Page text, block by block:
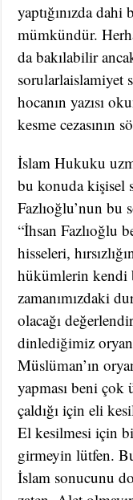
yaptığınızda
mümkündür.
da bakılabilir
sorularlaislamiyet
hocanın yazısı
kesme cezasının
İslam Hukuku
bu konuda kişisel
Fazlıoğlu’nun bu
“İhsan Fazlıoğlu
hisseleri,
hükümlerin kendi
zamanımızdaki
olacağı
dinlediğimiz
Müslüman’ın
yapması beni
çaldığı için eli
El kesilmesi için
girmeyin lütfen.
İslam sonucunu